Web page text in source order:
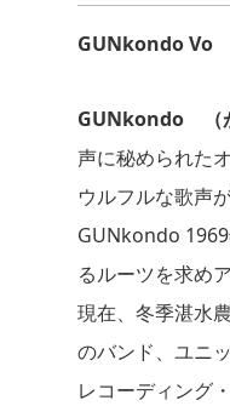
GUNkondo
GUNkondo （
声に秘められた
ウルフルな歌声
GUNkondo
るルーツを求め
現在、冬季湛水
のバンド、ユニ
レコーディング